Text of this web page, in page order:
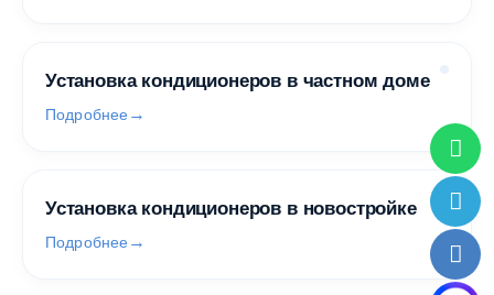
Установка кондиционеров в частном доме
Подробнее
Установка кондиционеров в новостройке
Подробнее